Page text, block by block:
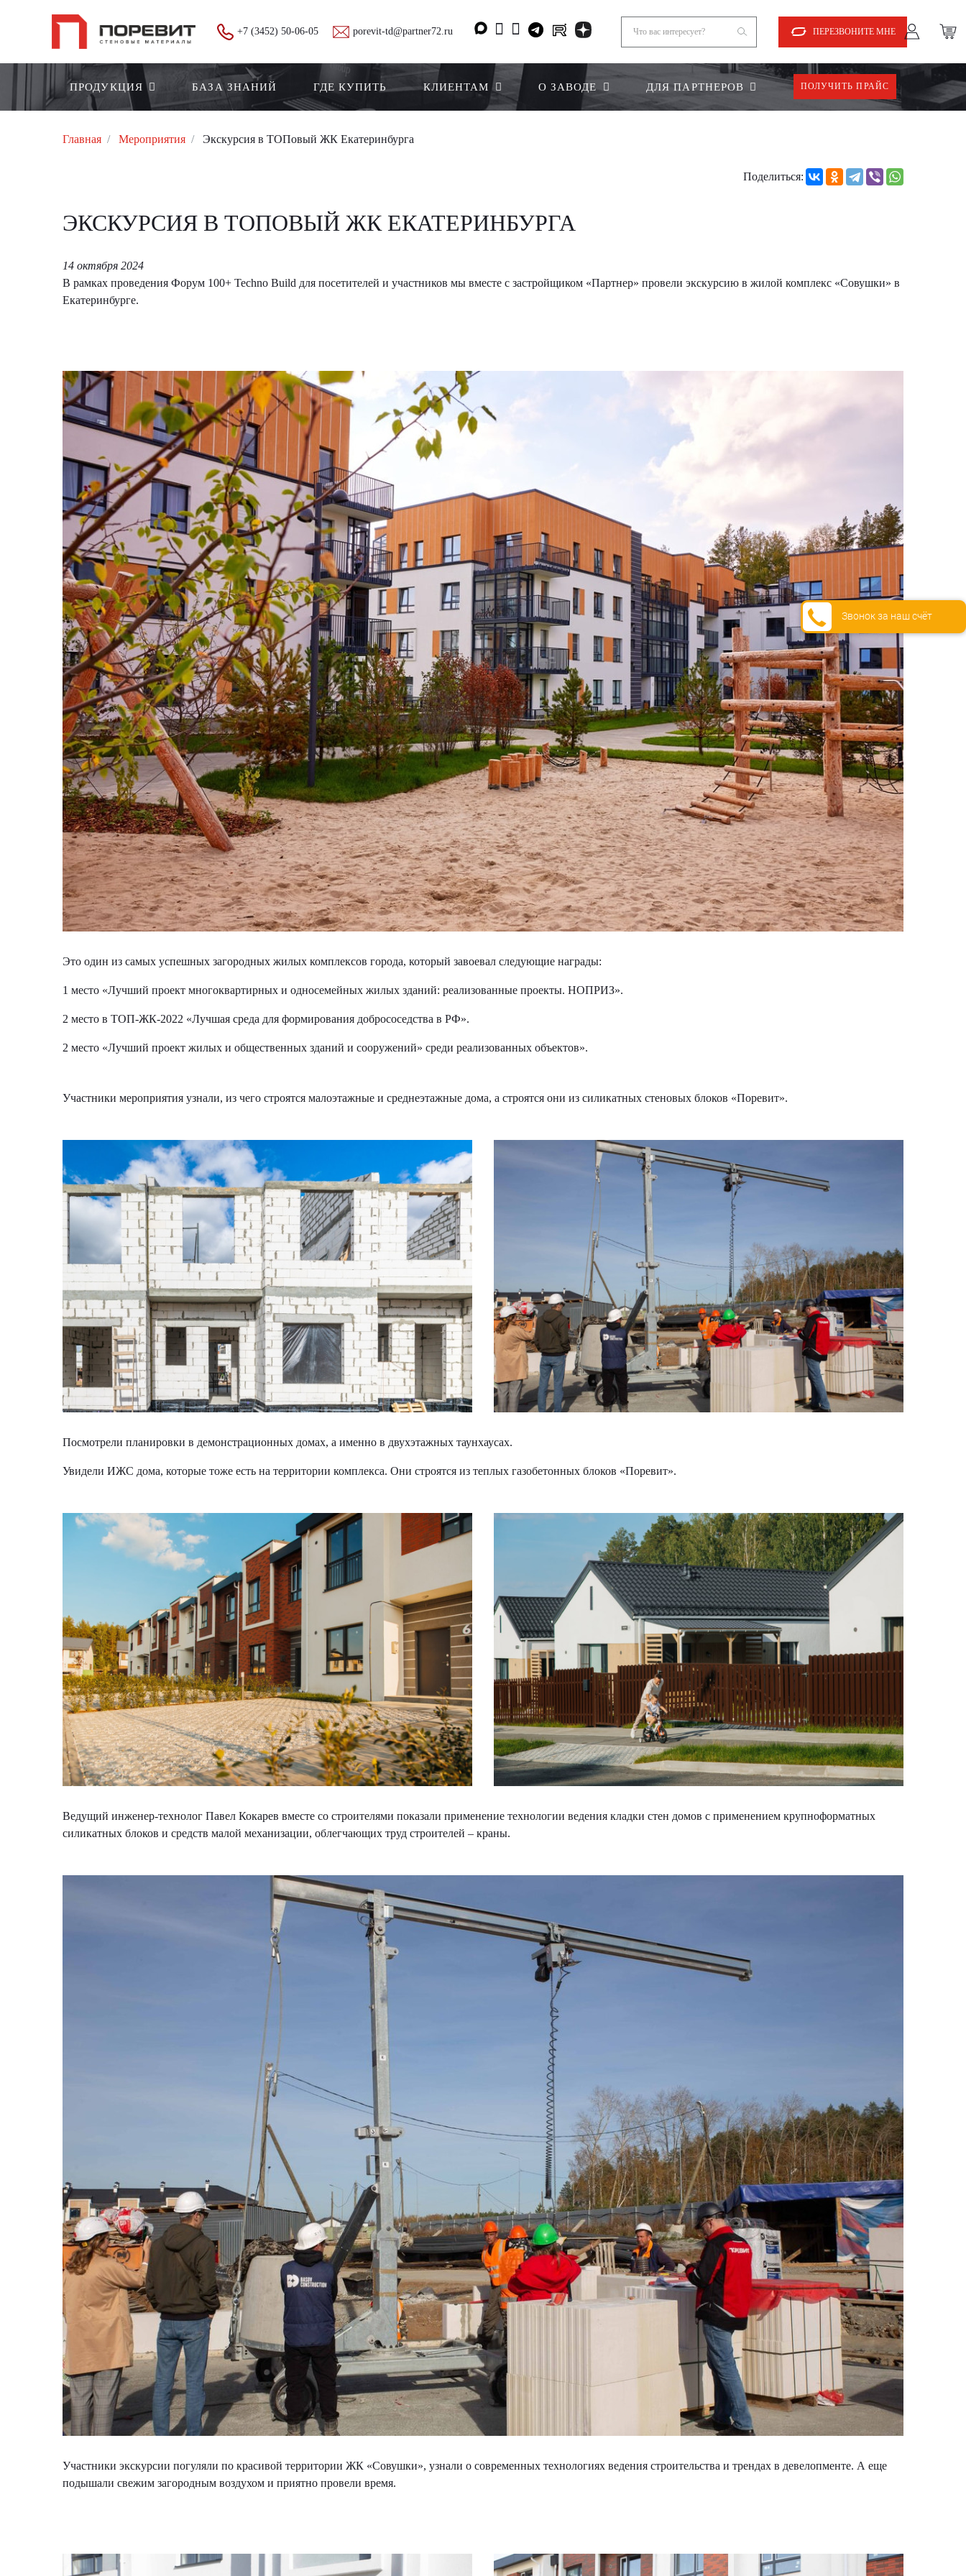
+7 (3452) 50-06-05 porevit-td@partner72.ru ПЕРЕЗВОНИТЕ МНЕ
ПРОДУКЦИЯ БАЗА ЗНАНИЙ ГДЕ КУПИТЬ КЛИЕНТАМ О ЗАВОДЕ ДЛЯ ПАРТНЕРОВ ПОЛУЧИТЬ ПРАЙС
Главная Мероприятия Экскурсия в ТОПовый ЖК Екатеринбурга
Поделиться:
ЭКСКУРСИЯ В ТОПОВЫЙ ЖК ЕКАТЕРИНБУРГА
14 октября 2024
В рамках проведения Форум 100+ Techno Build для посетителей и участников мы вместе с застройщиком «Партнер» провели экскурсию в жилой комплекс «Совушки» в
Екатеринбурге.
Это один из самых успешных загородных жилых комплексов города, который завоевал следующие награды:
1 место «Лучший проект многоквартирных и односемейных жилых зданий: реализованные проекты. НОПРИЗ».
2 место в ТОП-ЖК-2022 «Лучшая среда для формирования добрососедства в РФ».
2 место «Лучший проект жилых и общественных зданий и сооружений» среди реализованных объектов».
Участники мероприятия узнали, из чего строятся малоэтажные и среднеэтажные дома, а строятся они из силикатных стеновых блоков «Поревит».
Посмотрели планировки в демонстрационных домах, а именно в двухэтажных таунхаусах.
Увидели ИЖС дома, которые тоже есть на территории комплекса. Они строятся из теплых газобетонных блоков «Поревит».
Ведущий инженер-технолог Павел Кокарев вместе со строителями показали применение технологии ведения кладки стен домов с применением крупноформатных
силикатных блоков и средств малой механизации, облегчающих труд строителей – краны.
Участники экскурсии погуляли по красивой территории ЖК «Совушки», узнали о современных технологиях ведения строительства и трендах в девелопменте. А еще
подышали свежим загородным воздухом и приятно провели время.
Звонок за наш счёт